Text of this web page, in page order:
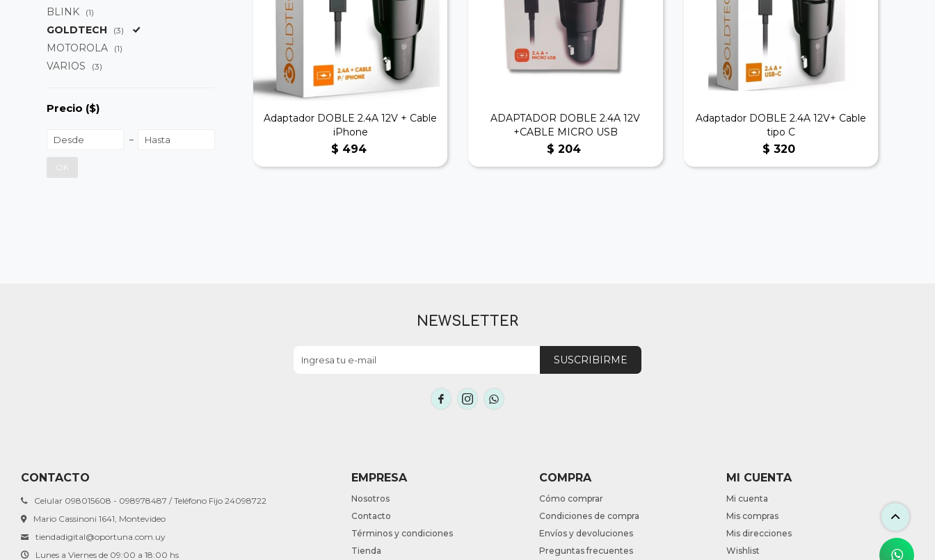
Adaptador DOBLE 2.4A 12V + Cable
iPhone
$ 494
ADAPTADOR DOBLE 2.4A 12V
+CABLE MICRO USB
$ 204
Adaptador DOBLE 2.4A 12V+ Cable
tipo C
$ 320
BLINK (1)
GOLDTECH (3)
MOTOROLA (1)
VARIOS (3)
Precio ($)
OK
CONTACTO
Celular 098015608 - 098978487 / Teléfono Fijo 24098722
Mario Cassinoni 1641, Montevideo
tiendadigital@oportuna.com.uy
Lunes a Viernes de 09:00 a 18:00 hs
EMPRESA
Nosotros
Contacto
Términos y condiciones
Tienda
COMPRA
Cómo comprar
Condiciones de compra
Envíos y devoluciones
Preguntas frecuentes
MI CUENTA
Mi cuenta
Mis compras
Mis direcciones
Wishlist
NEWSLETTER
SUSCRIBIRME
  